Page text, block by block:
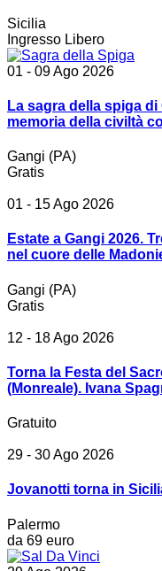
Sicilia
Ingresso Libero
01 - 09 Ago 2026
La sagra della spiga
memoria della civiltà
Gangi (PA)
Gratis
01 - 15 Ago 2026
Estate a Gangi 2026.
nel cuore delle
Gangi (PA)
Gratis
12 - 18 Ago 2026
Torna la Festa del
(Monreale). Ivana
Gratuito
29 - 30 Ago 2026
Jovanotti torna in
Palermo
da 69 euro